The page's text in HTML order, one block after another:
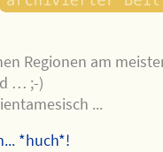
Regionen am
… ;-)
...
*huch*!